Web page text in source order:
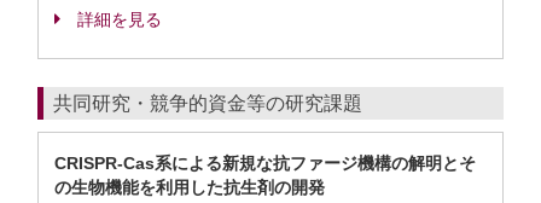
詳細を見る
共同研究・競争的資金等の研究課題
CRISPR-Cas系による新規な抗ファージ機構の解明とそ
の生物機能を利用した抗生剤の開発